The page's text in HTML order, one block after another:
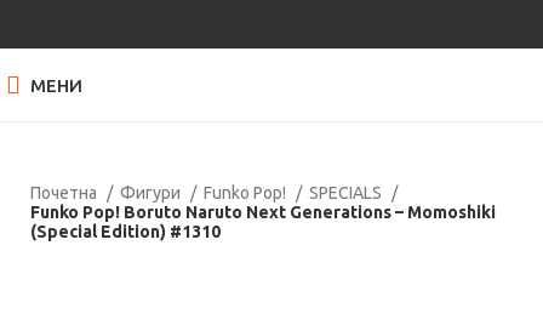
МЕНИ
Почетна Фигури Funko Pop!
SPECIALS
Funko Pop! Boruto Naruto Next Generations – Momoshiki
(Special Edition) #1310